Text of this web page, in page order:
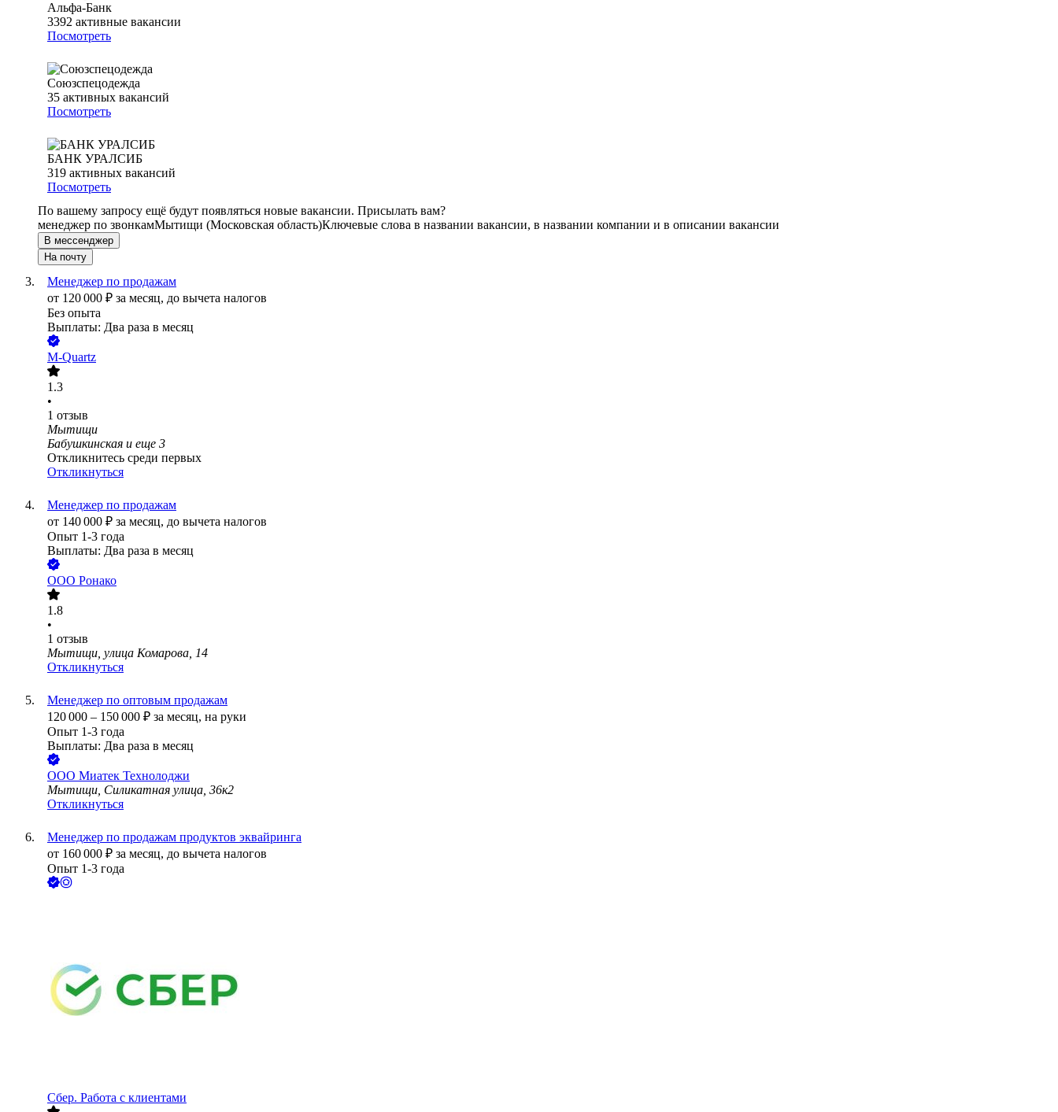
Альфа-Банк
3392 активные вакансии
Посмотреть
Союзспецодежда
35 активных вакансий
Посмотреть
БАНК УРАЛСИБ
319 активных вакансий
Посмотреть
По вашему запросу ещё будут появляться новые вакансии. Присылать вам?
менеджер по звонкамМытищи (Московская область)Ключевые слова в названии вакансии, в названии компании и в описании вакансии
В мессенджер
На почту
Менеджер по продажам
от 120 000 ₽ за месяц, до вычета налогов
Без опыта
Выплаты: Два раза в месяц
M-Quartz
1.3
•
1 отзыв
Мытищи
Бабушкинская и еще 3
Откликнитесь среди первых
Откликнуться
Менеджер по продажам
от 140 000 ₽ за месяц, до вычета налогов
Опыт 1-3 года
Выплаты: Два раза в месяц
ООО Ронако
1.8
•
1 отзыв
Мытищи, улица Комарова, 14
Откликнуться
Менеджер по оптовым продажам
120 000 – 150 000 ₽ за месяц, на руки
Опыт 1-3 года
Выплаты: Два раза в месяц
ООО Миатек Технолоджи
Мытищи, Силикатная улица, 36к2
Откликнуться
Менеджер по продажам продуктов эквайринга
от 160 000 ₽ за месяц, до вычета налогов
Опыт 1-3 года
Сбер. Работа с клиентами